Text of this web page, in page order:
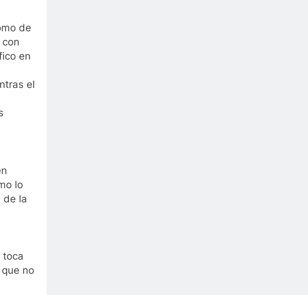
de
en
el
lo
de la
toca
no